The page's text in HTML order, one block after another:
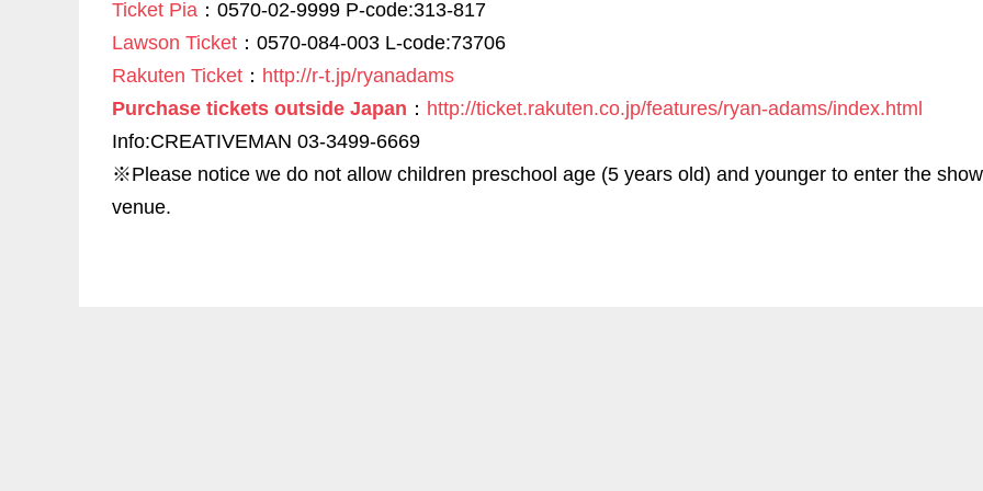
Ticket Pia ：0570-02-9999 P-code:313-817
Lawson Ticket ：0570-084-003 L-code:73706
Rakuten Ticket ： http://r-t.jp/ryanadams
Purchase tickets outside Japan ： http://ticket.rakuten.co.jp/features/ryan-adams/index.html
Info:CREATIVEMAN 03-3499-6669
※Please notice we do not allow children preschool age (5 years old) and younger to enter the
venue.